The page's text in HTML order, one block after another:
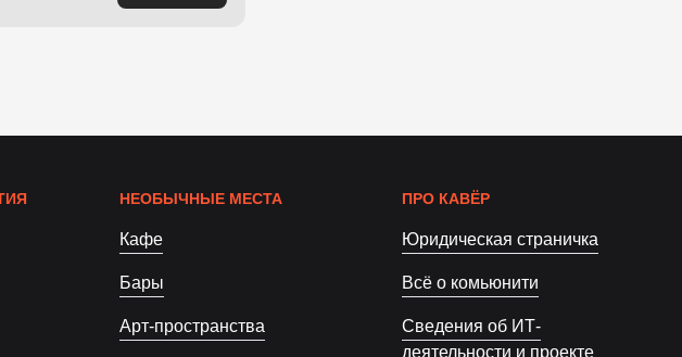
НЕОБЫЧНЫЕ МЕСТА
Кафе
Бары
Арт-пространства
ПРО КАВЁР
Юридическая страничка
Всё о комьюнити
Сведения об ИТ-
деятельности и проекте